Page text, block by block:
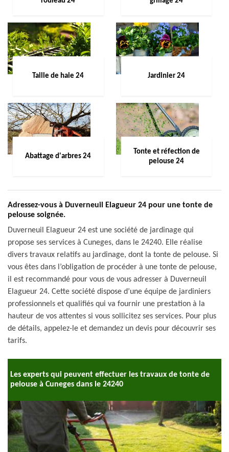
Taille de haie 24 Jardinier 24
Abattage d'arbres 24
Tonte et réfection de
pelouse 24
Adressez-vous à Duverneuil Elagueur 24 pour une tonte de
pelouse soignée.
Duverneuil Elagueur 24 est une société de jardinage qui
propose ses services à Cuneges, dans le 24240. Elle réalise
divers travaux relatifs au jardinage, dont la tonte de pelouse. Si
vous êtes dans l’obligation de procéder à une tonte de pelouse,
il est recommandé pour vous de vous adresser à Duverneuil
Elagueur 24. Cette société dispose d’une équipe de jardiniers
professionnels et qualifiés qui va fournir une prestation à la
hauteur de vos attentes si vous sollicitez ses services. Pour plus
de détails, appelez-le et demandez un devis pour découvrir ses
tarifs.
Les experts qui peuvent effectuer les travaux de tonte de
pelouse à Cuneges dans le 24240